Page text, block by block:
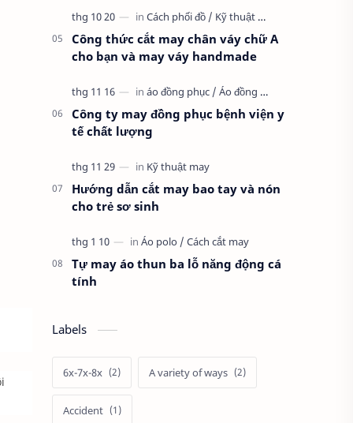
Công thức cắt may chân váy chữ A
cho bạn và may váy handmade
Công ty may đồng phục bệnh viện y
tế chất lượng
Hướng dẫn cắt may bao tay và nón
cho trẻ sơ sinh
Tự may áo thun ba lỗ năng động cá
tính
Labels
6x-7x-8x A variety of ways
Accident